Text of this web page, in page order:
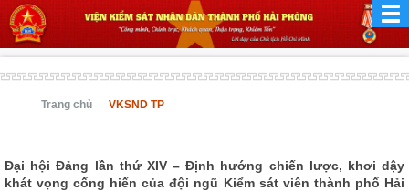
Trang chủ VKSND TP
Đại hội Đảng lần thứ XIV – Định hướng chiến lược, khơi dậy
khát vọng cống hiến của đội ngũ Kiểm sát viên thành phố Hải